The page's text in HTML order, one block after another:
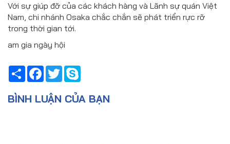
Với sự giúp đỡ của các khách hàng và Lãnh sự quán Việt
Nam, chi nhánh Osaka chắc chắn sẽ phát triển rực rỡ
trong thời gian tới.
am gia ngày hội
ShareFacebook
Twitter
BÌNH LUẬN CỦA BẠN